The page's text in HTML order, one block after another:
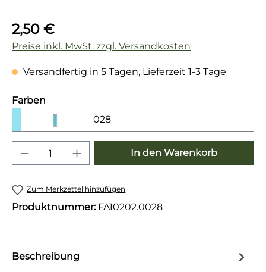
Regulärer Preis:
2,50 €
Preise inkl. MwSt. zzgl. Versandkosten
Versandfertig in 5 Tagen, Lieferzeit 1-3 Tage
Farben
028
Produkt Anzahl: Gib den
In den Warenkorb
Zum Merkzettel hinzufügen
Produktnummer: FA10202.0028
Beschreibung